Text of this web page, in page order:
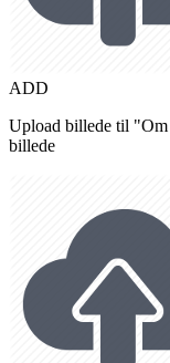
ADD
Upload billede til
billede